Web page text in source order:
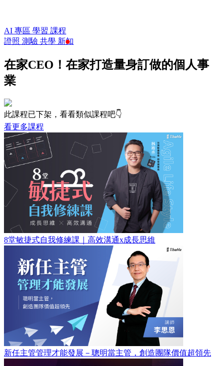
AI 專區 學習 課程
證照 測驗 共學 新知
在家CEO！在家打造量身訂做的個人事
業
此課程已下架，看看類似課程吧👇
看更多課程
8堂敏捷式自我修練課｜高效溝通x成長思維
新任主管管理才能發展－聰明當主管，創造團隊價值超領先